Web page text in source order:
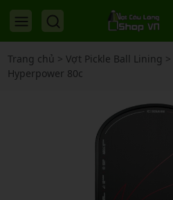
Trang chủ > Vợt Pickle Ball Lining >
Hyperpower 80c